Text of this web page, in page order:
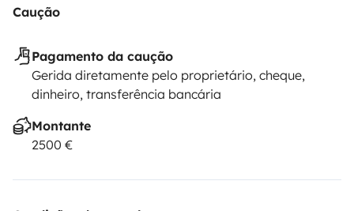
Caução
Pagamento da caução
Gerida diretamente pelo proprietário, cheque,
dinheiro, transferência bancária
Montante
2500 €